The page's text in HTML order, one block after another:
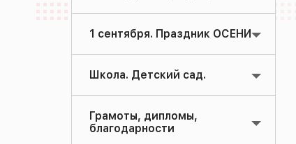
1 сентября. Праздник ОСЕНИ
Школа. Детский сад.
Грамоты, дипломы,
благодарности